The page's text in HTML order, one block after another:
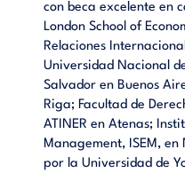
con beca excelente en
London School of
Relaciones
Universidad Nacional
Salvador en Buenos
Riga; Facultad de
ATINER en Atenas;
Management, ISEM,
por la Universidad de